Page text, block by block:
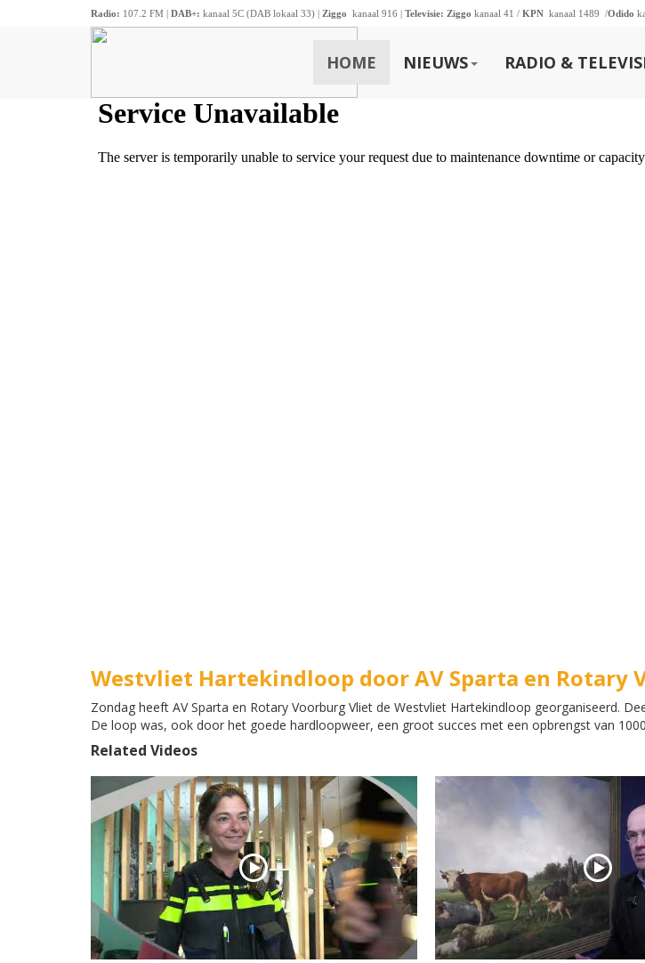
Radio: 107.2 FM | DAB+: kanaal 5C (DAB lokaal 33) | Ziggo kanaal 916 | Televisie: Ziggo kanaal 41 / KPN kanaal 1489 /Odido
HOME NIEUWS RADIO &
Westvliet Hartekindloop door AV Sparta en Rotary
Zondag heeft AV Sparta en Rotary Voorburg Vliet de Westvliet Hartekindloop georganiseerd.
De loop was, ook door het goede hardloopweer, een groot succes met een opbrengst van
Related Videos